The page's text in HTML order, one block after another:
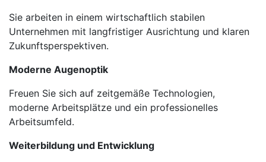
Sie arbeiten in einem wirtschaftlich stabilen
Unternehmen mit langfristiger Ausrichtung und klaren
Zukunftsperspektiven.
Moderne Augenoptik
Freuen Sie sich auf zeitgemäße Technologien,
moderne Arbeitsplätze und ein professionelles
Arbeitsumfeld.
Weiterbildung und Entwicklung